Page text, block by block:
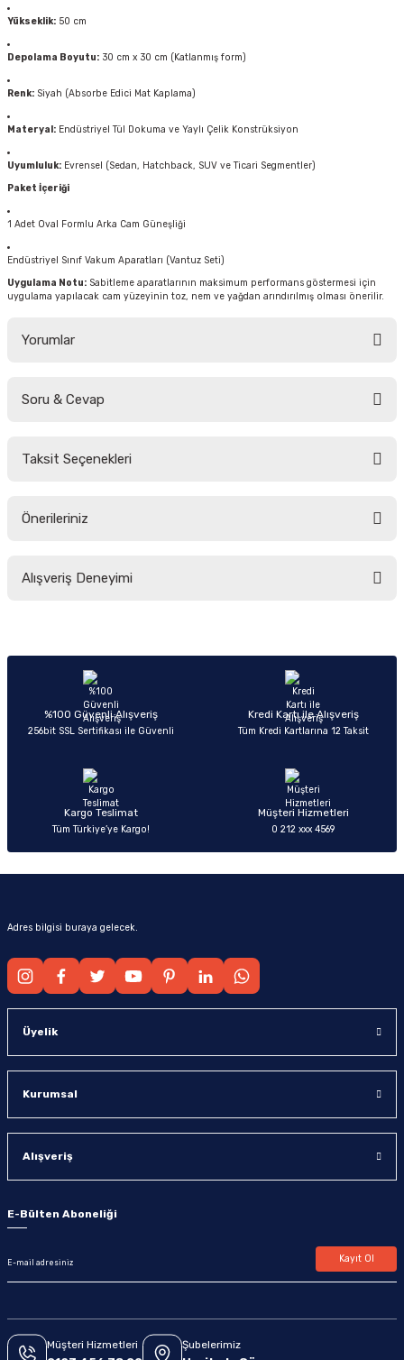
Yükseklik: 50 cm
Depolama Boyutu: 30 cm x 30 cm (Katlanmış form)
Renk: Siyah (Absorbe Edici Mat Kaplama)
Materyal: Endüstriyel Tül Dokuma ve Yaylı Çelik Konstrüksiyon
Uyumluluk: Evrensel (Sedan, Hatchback, SUV ve Ticari Segmentler)
Paket İçeriği
1 Adet Oval Formlu Arka Cam Güneşliği
Endüstriyel Sınıf Vakum Aparatları (Vantuz Seti)
Uygulama Notu: Sabitleme aparatlarının maksimum performans göstermesi için
uygulama yapılacak cam yüzeyinin toz, nem ve yağdan arındırılmış olması önerilir.
Yorumlar
Soru & Cevap
Taksit Seçenekleri
Önerileriniz
yetersiz gördüğünüz noktaları öneri formunu kullanarak tarafımıza
Ürün açıklamasında eksik bilgiler bulunuyor.
Ürün bilgilerinde hatalar bulunuyor.
Ürün fiyatı diğer sitelerden daha pahalı.
Alışveriş Deneyimi
Sitemize ilk yorumu siz yapın!
%100 Güvenli Alışveriş
256bit SSL Sertifikası ile Güvenli
Kredi Kartı ile Alışveriş
Tüm Kredi Kartlarına 12 Taksit
Kargo Teslimat
Tüm Türkiye’ye Kargo!
Müşteri Hizmetleri
0 212 xxx 4569
Adres bilgisi buraya gelecek.
Üyelik
Kurumsal
Alışveriş
E-Bülten Aboneliği
Kayıt Ol
Müşteri Hizmetleri Şubelerimiz